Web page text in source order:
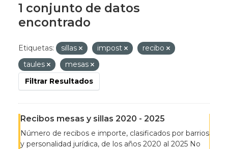
1 conjunto de datos
encontrado
Etiquetas: sillas impost
recibo
taules
mesas
Filtrar Resultados
Recibos mesas y sillas 2020 - 2025
Número de recibos e importe, clasificados por barrios
y personalidad jurídica, de los años 2020 al 2025 No